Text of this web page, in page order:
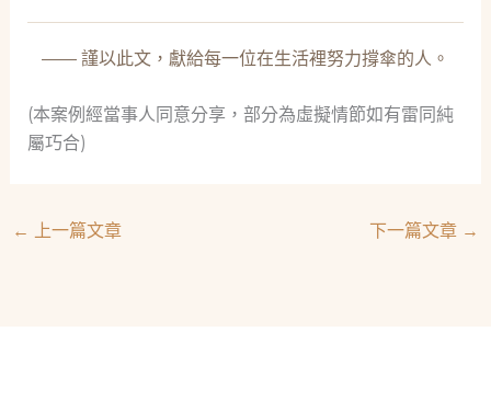
—— 謹以此文，獻給每一位在生活裡努力撐傘的人。
(本案例經當事人同意分享，部分為虛擬情節如有雷同純
屬巧合)
← 上一篇文章 下一篇文章 →